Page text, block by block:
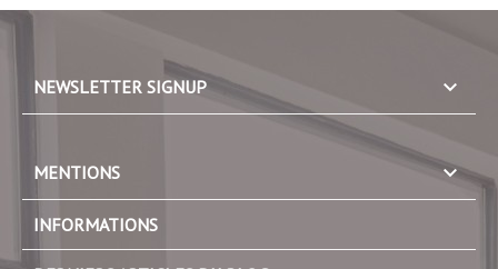
NEWSLETTER SIGNUP keyboard_arrow_down
MENTIONS 
INFORMATIONS